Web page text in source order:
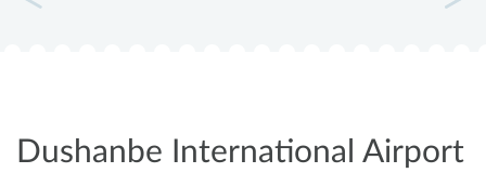
Dushanbe International Airport